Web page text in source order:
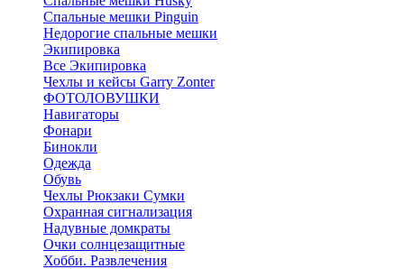
Спальные мешки Pinguin
Недорогие спальные мешки
Экипировка
Все Экипировка
Чехлы и кейсы Garry Zonter
ФОТОЛОВУШКИ
Навигаторы
Фонари
Бинокли
Одежда
Обувь
Чехлы Рюкзаки Сумки
Охранная сигнализация
Надувные домкраты
Очки солнцезащитные
Хобби. Развлечения